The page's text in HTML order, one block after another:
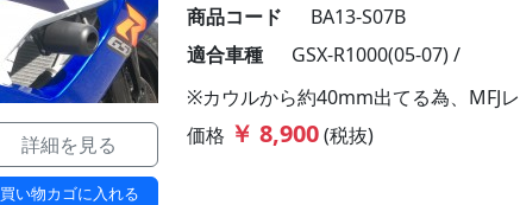
詳細を見る
買い物カゴに入れる
商品コード
BA13-S07B
適合車種
GSX-R1000(05-07) /
※カウルから約40mm出てる為、MFJ
価格 ￥ 8,900(税抜)